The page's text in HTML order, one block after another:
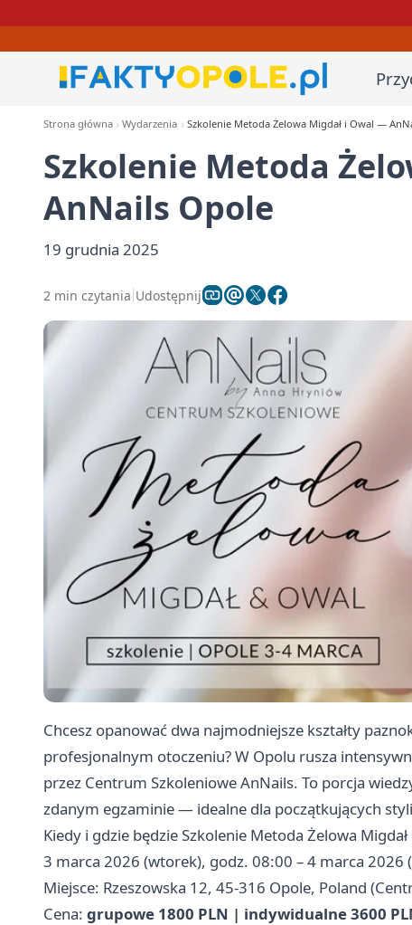
Strona główna Wydarzenia Szkolenie Metoda Żelowa Migdał i Owal —
Szkolenie Metoda
AnNails Opole
19 grudnia 2025
2 min czytania Udostępnij
Chcesz opanować dwa najmodniejsze kształty
profesjonalnym otoczeniu? W Opolu rusza
przez Centrum Szkoleniowe AnNails. To porcja
zdanym egzaminie — idealne dla początkujących
Kiedy i gdzie będzie Szkolenie Metoda Żelowa Migdał
3 marca 2026 (wtorek), godz. 08:00 – 4 marca 2026
Miejsce: Rzeszowska 12, 45-316 Opole, Poland
Cena: grupowe 1800 PLN | indywidualne 3600